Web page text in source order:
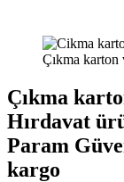
Çıkma karton
Çıkma
Hırdavat
Param
kargo